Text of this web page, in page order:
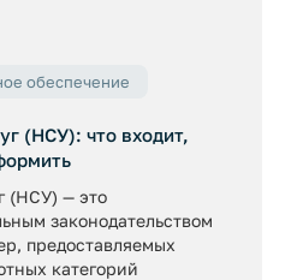
обеспечение
(НСУ): что входит,
(НСУ) — это
законодательством
предоставляемых
категорий